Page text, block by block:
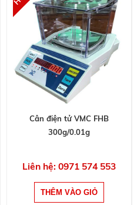
Cân điện tử VMC FHB
300g/0.01g
Liên hệ: 0971 574 553